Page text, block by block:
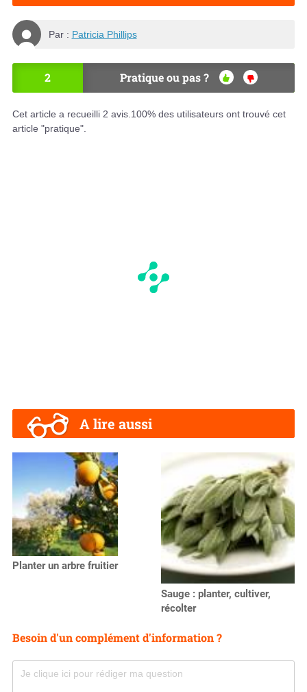
Par : Patricia Phillips
2 Pratique ou pas ?
OU
NO
N
Cet article a recueilli 2 avis. 100% des utilisateurs ont trouvé cet
article "pratique".
A lire aussi
Planter un arbre fruitier
Sauge : planter, cultiver,
récolter
Besoin d'un complément d'information ?